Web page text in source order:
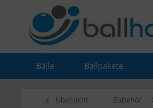
Bälle Ballpakete
Übersicht Zubehör